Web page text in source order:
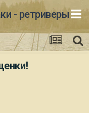
- ретриверы